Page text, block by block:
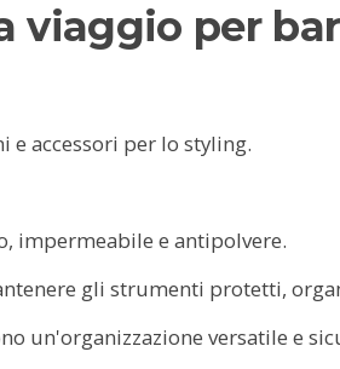
viaggio per
accessori per lo styling.
impermeabile e antipolvere.
gli strumenti protetti,
un'organizzazione versatile e